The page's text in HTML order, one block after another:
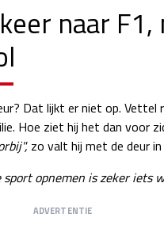
naar F1,
Dat lijkt er niet op. Vettel
Hoe ziet hij het dan voor
zo valt hij met de deur in
opnemen is zeker iets
ADVERTENTIE